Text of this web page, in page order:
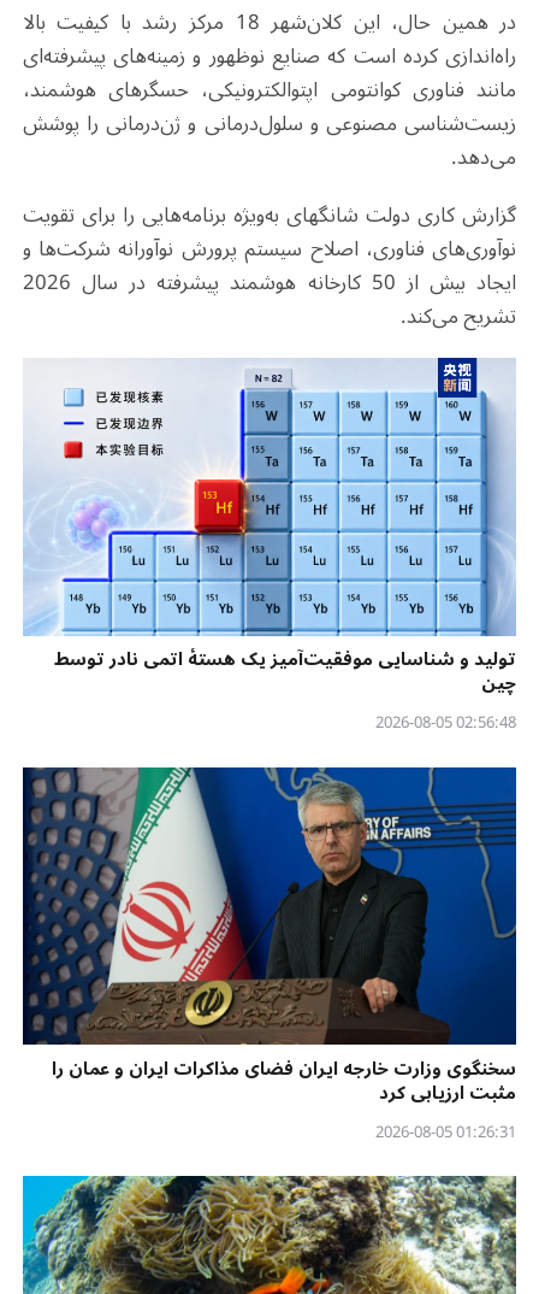
در همین حال، این کلان‌شهر 18 مرکز رشد با کیفیت بالا
راه‌اندازی کرده است که صنایع نوظهور و زمینه‌های پیشرفته‌ای
مانند فناوری کوانتومی اپتوالکترونیکی، حسگرهای هوشمند،
زیست‌شناسی مصنوعی و سلول‌درمانی و ژن‌درمانی را پوشش
می‌دهد.
گزارش کاری دولت شانگهای به‌ویژه برنامه‌هایی را برای تقویت
نوآوری‌های فناوری، اصلاح سیستم پرورش نوآورانه شرکت‌ها و
ایجاد بیش از 50 کارخانه هوشمند پیشرفته در سال 2026
تشریح می‌کند.
تولید و شناسایی موفقیت‌آمیز یک هستهٔ اتمی نادر توسط
چین
02:56:48 2026-08-05
سخنگوی وزارت خارجه ایران فضای مذاکرات ایران و عمان را
مثبت ارزیابی کرد
01:26:31 2026-08-05